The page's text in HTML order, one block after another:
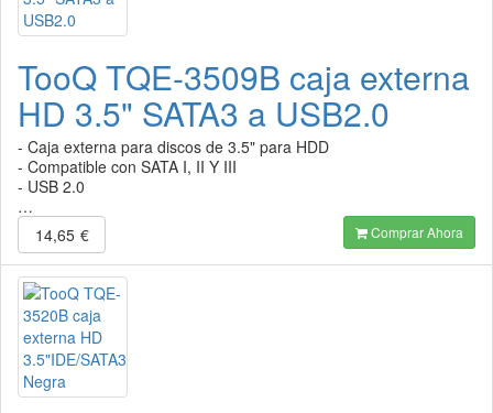
TooQ TQE-3509B caja externa
HD 3.5" SATA3 a USB2.0
- Caja externa para discos de 3.5" para HDD
- Compatible con SATA I, II Y III
- USB 2.0
…
14,65 € Comprar Ahora